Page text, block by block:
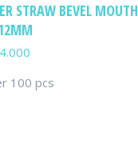
STRAW BEVEL MOUTH
100 pcs